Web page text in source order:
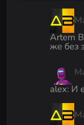
Artem
же без
alex: И